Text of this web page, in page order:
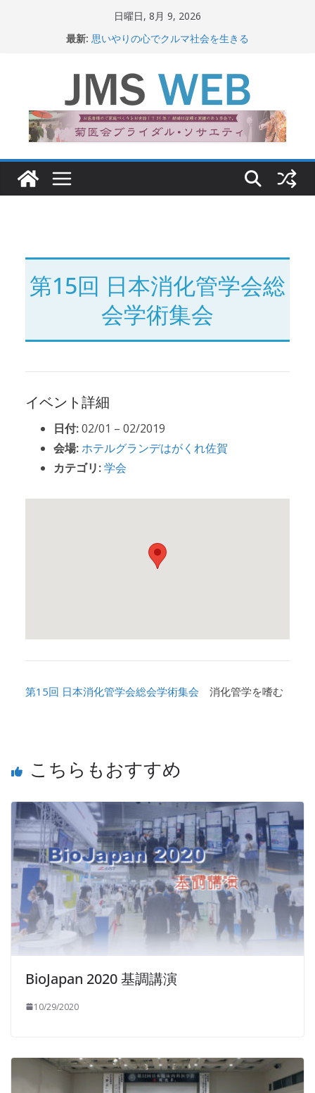
ッ
日曜日, 8月 9, 2026
最新: 思いやりの心でクルマ社会を生きる
関東大震災から100 年
新生ニッポン！
第15回 日本消化管学会総
会学術集会
イベント詳細
日付:02/01 – 02/2019
会場:ホテルグランデはがくれ佐賀
カテゴリ:学会
第15回 日本消化管学会総会学術集会 消化管学を嗜む
こちらもおすすめ
BioJapan 2020 基調講演
10/29/2020